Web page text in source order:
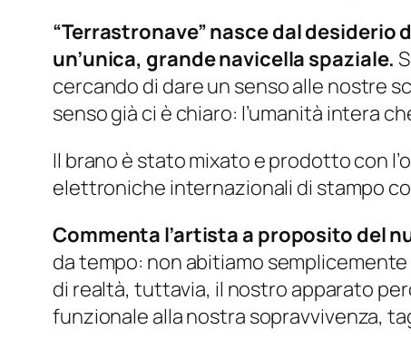
“Terrastronave” nasce dal
un’unica, grande navicella spaziale.
cercando di dare un senso alle nostre
senso già ci è chiaro: l’umanità intera
Il brano è stato mixato e prodotto con
elettroniche internazionali di stampo
Commenta l’artista a proposito del
da tempo: non abitiamo
di realtà, tuttavia, il nostro apparato
funzionale alla nostra sopravvivenza,